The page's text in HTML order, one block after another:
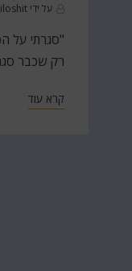
על ידי
רק שכבר
קרא עוד